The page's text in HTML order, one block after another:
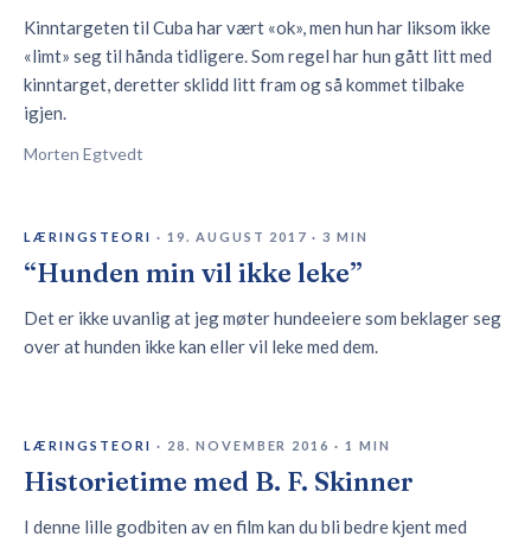
Kinntargeten til Cuba har vært «ok», men hun har liksom ikke
«limt» seg til hånda tidligere. Som regel har hun gått litt med
kinntarget, deretter sklidd litt fram og så kommet tilbake
igjen.
Morten Egtvedt
LÆRINGSTEORI · 19. AUGUST 2017 ·3 MIN
“Hunden min vil ikke leke”
Det er ikke uvanlig at jeg møter hundeeiere som beklager seg
over at hunden ikke kan eller vil leke med dem.
LÆRINGSTEORI · 28. NOVEMBER 2016 ·1 MIN
Historietime med B. F. Skinner
I denne lille godbiten av en film kan du bli bedre kjent med